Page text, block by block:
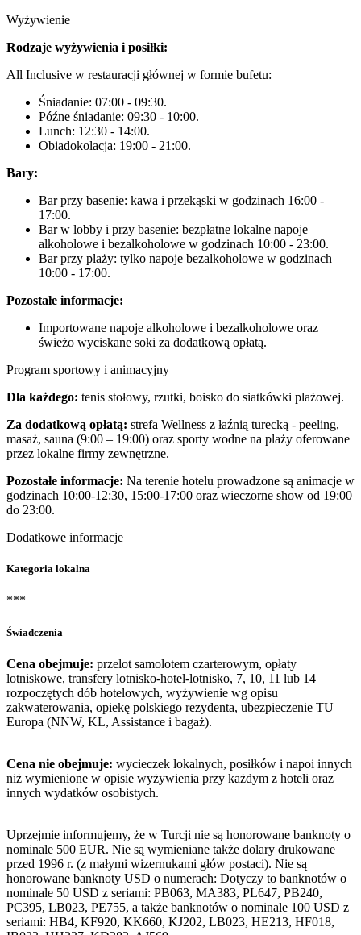
Wyżywienie
Rodzaje wyżywienia i posiłki:
All Inclusive w restauracji głównej w formie bufetu:
Śniadanie: 07:00 - 09:30.
Późne śniadanie: 09:30 - 10:00.
Lunch: 12:30 - 14:00.
Obiadokolacja: 19:00 - 21:00.
Bary:
Bar przy basenie: kawa i przekąski w godzinach 16:00 -
17:00.
Bar w lobby i przy basenie: bezpłatne lokalne napoje
alkoholowe i bezalkoholowe w godzinach 10:00 - 23:00.
Bar przy plaży: tylko napoje bezalkoholowe w godzinach
10:00 - 17:00.
Pozostałe informacje:
Importowane napoje alkoholowe i bezalkoholowe oraz
świeżo wyciskane soki za dodatkową opłatą.
Program sportowy i animacyjny
Dla każdego: tenis stołowy, rzutki, boisko do siatkówki plażowej.
Za dodatkową opłatą: strefa Wellness z łaźnią turecką - peeling,
masaż, sauna (9:00 – 19:00) oraz sporty wodne na plaży oferowane
przez lokalne firmy zewnętrzne.
Pozostałe informacje: Na terenie hotelu prowadzone są animacje w
godzinach 10:00-12:30, 15:00-17:00 oraz wieczorne show od 19:00
do 23:00.
Dodatkowe informacje
Kategoria lokalna
***
Świadczenia
Cena obejmuje: przelot samolotem czarterowym, opłaty
lotniskowe, transfery lotnisko-hotel-lotnisko, 7, 10, 11 lub 14
rozpoczętych dób hotelowych, wyżywienie wg opisu
zakwaterowania, opiekę polskiego rezydenta, ubezpieczenie TU
Europa (NNW, KL, Assistance i bagaż).
Cena nie obejmuje: wycieczek lokalnych, posiłków i napoi innych
niż wymienione w opisie wyżywienia przy każdym z hoteli oraz
innych wydatków osobistych.
Uprzejmie informujemy, że w Turcji nie są honorowane banknoty o
nominale 500 EUR. Nie są wymieniane także dolary drukowane
przed 1996 r. (z małymi wizernukami głów postaci). Nie są
honorowane banknoty USD o numerach: Dotyczy to banknotów o
nominale 50 USD z seriami: PB063, MA383, PL647, PB240,
PC395, LB023, PE755, a także banknotów o nominale 100 USD z
seriami: HB4, KF920, KK660, KJ202, LB023, HE213, HF018,